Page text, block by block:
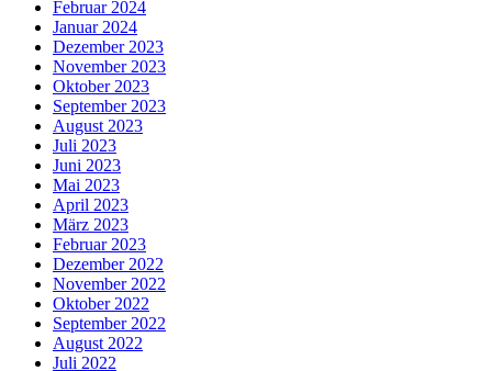
Februar 2024
Januar 2024
Dezember 2023
November 2023
Oktober 2023
September 2023
August 2023
Juli 2023
Juni 2023
Mai 2023
April 2023
März 2023
Februar 2023
Dezember 2022
November 2022
Oktober 2022
September 2022
August 2022
Juli 2022